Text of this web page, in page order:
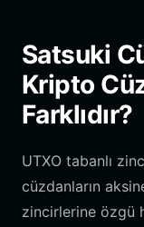
Satsuki
Kripto
Farklıdır?
UTXO tabanlı
cüzdanların
zincirlerine özgü